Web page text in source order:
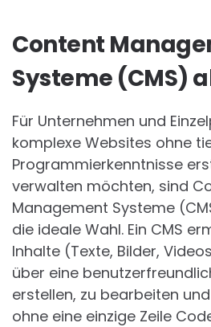
Content
Systeme (CMS)
Für Unternehmen und
komplexe Websites ohne
Programmierkenntnisse
verwalten möchten, sind
Management Systeme
die ideale Wahl. Ein CMS
Inhalte (Texte, Bilder,
über eine
erstellen, zu bearbeiten
ohne eine einzige Zeile